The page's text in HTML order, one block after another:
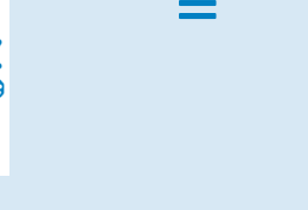
Toggle